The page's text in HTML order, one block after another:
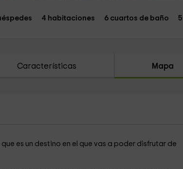
4 habitaciones 6 cuartos de baño
Características Mapa
que es un destino en el que vas a poder disfrutar de